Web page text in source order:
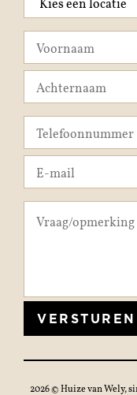
VERSTUREN
2026 © Huize van Wely,